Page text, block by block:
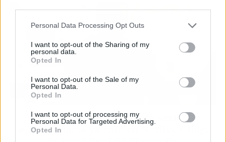
Personal Data Processing Opt Outs
I want to opt-out of the Sharing of my
personal data.
Opted In
I want to opt-out of the Sale of my
Personal Data.
Opted In
I want to opt-out of processing my
Personal Data for Targeted Advertising.
Opted In
'Cien años de soledad', la serie: la
segunda parte ya está en Netflix y llega